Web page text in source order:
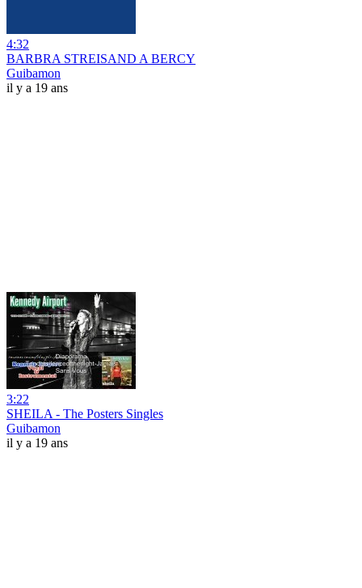
4:32
BARBRA STREISAND A BERCY
Guibamon
il y a 19 ans
3:22
SHEILA - The Posters Singles
Guibamon
il y a 19 ans